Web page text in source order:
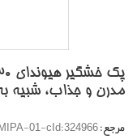
مدرن و جذاب، شبيه
مرجع:01-cId:324966